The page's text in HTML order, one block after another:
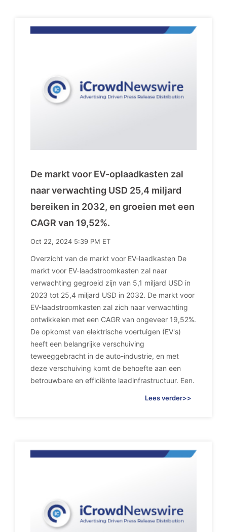
De markt voor EV-oplaadkasten zal
naar verwachting USD 25,4 miljard
bereiken in 2032, en groeien met een
CAGR van 19,52%.
Oct 22, 2024 5:39 PM ET
Overzicht van de markt voor EV-laadkasten De
markt voor EV-laadstroomkasten zal naar
verwachting gegroeid zijn van 5,1 miljard USD in
2023 tot 25,4 miljard USD in 2032. De markt voor
EV-laadstroomkasten zal zich naar verwachting
ontwikkelen met een CAGR van ongeveer 19,52%.
De opkomst van elektrische voertuigen (EV's)
heeft een belangrijke verschuiving
teweeggebracht in de auto-industrie, en met
deze verschuiving komt de behoefte aan een
betrouwbare en efficiënte laadinfrastructuur. Een.
Lees verder>>